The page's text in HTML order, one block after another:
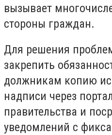
вызывает
стороны граждан.
Для решения
закрепить
должникам копию
надписи через
правительства и
уведомлений с